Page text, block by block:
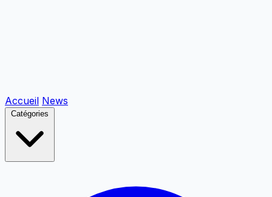
Accueil News